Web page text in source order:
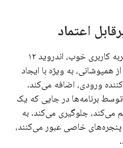
اعتماد
برای حفظ امنیت سیستم و برای یک تجربه کاربری خوب، اندروید ۱۲
همپوشانی، به ویژه با ایجاد
ورودی، اضافه می‌کند.
توسط برنامه‌ها در جایی که یک
می‌کند، جلوگیری می‌کند. به
خاصی عبور می‌کنند،